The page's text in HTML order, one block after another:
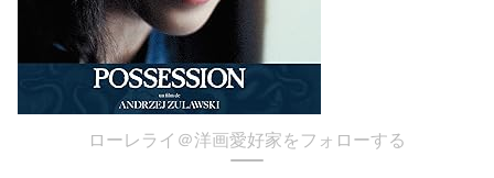
ローレライ＠洋画愛好家をフォローする